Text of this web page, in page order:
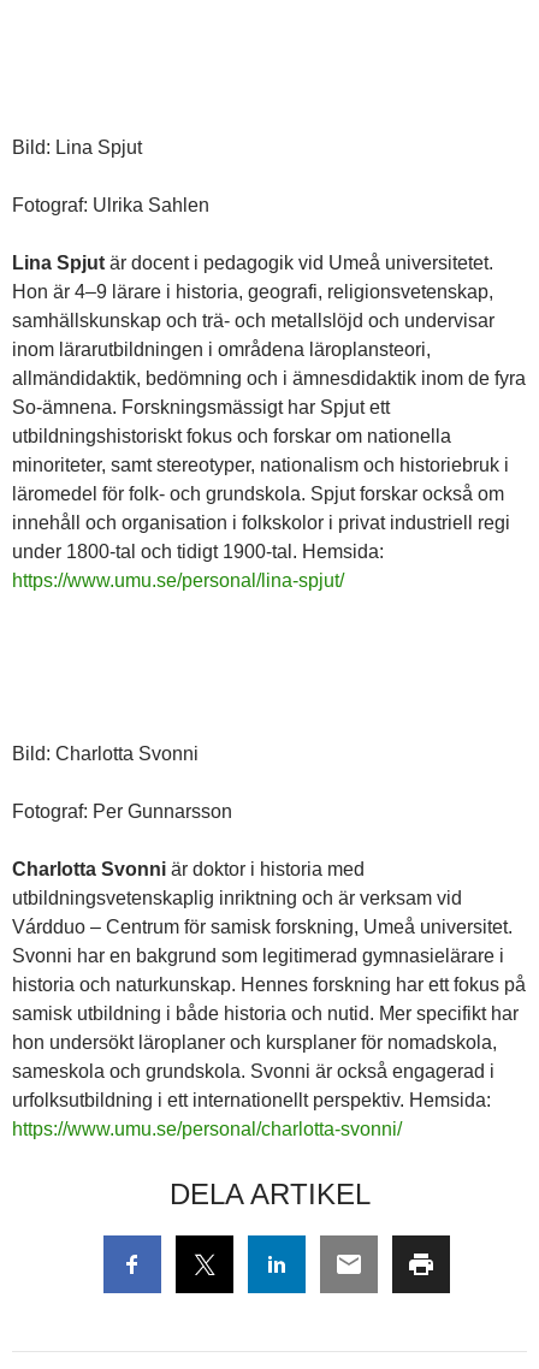
Bild: Lina Spjut
Fotograf: Ulrika Sahlen
Lina Spjut är docent i pedagogik vid Umeå universitetet.
Hon är 4–9 lärare i historia, geografi, religionsvetenskap,
samhällskunskap och trä- och metallslöjd och undervisar
inom lärarutbildningen i områdena läroplansteori,
allmändidaktik, bedömning och i ämnesdidaktik inom de fyra
So-ämnena. Forskningsmässigt har Spjut ett
utbildningshistoriskt fokus och forskar om nationella
minoriteter, samt stereotyper, nationalism och historiebruk i
läromedel för folk- och grundskola. Spjut forskar också om
innehåll och organisation i folkskolor i privat industriell regi
under 1800-tal och tidigt 1900-tal. Hemsida:
https://www.umu.se/personal/lina-spjut/
Bild: Charlotta Svonni
Fotograf: Per Gunnarsson
Charlotta Svonni är doktor i historia med
utbildningsvetenskaplig inriktning och är verksam vid
Várdduo – Centrum för samisk forskning, Umeå universitet.
Svonni har en bakgrund som legitimerad gymnasielärare i
historia och naturkunskap. Hennes forskning har ett fokus på
samisk utbildning i både historia och nutid. Mer specifikt har
hon undersökt läroplaner och kursplaner för nomadskola,
sameskola och grundskola. Svonni är också engagerad i
urfolksutbildning i ett internationellt perspektiv. Hemsida:
https://www.umu.se/personal/charlotta-svonni/
DELA ARTIKEL